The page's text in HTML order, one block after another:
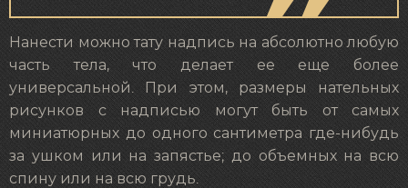
Нанести можно тату надпись на абсолютно любую
часть тела, что делает ее еще более
универсальной. При этом, размеры нательных
рисунков с надписью могут быть от самых
миниатюрных до одного сантиметра где-нибудь
за ушком или на запястье; до объемных на всю
спину или на всю грудь.